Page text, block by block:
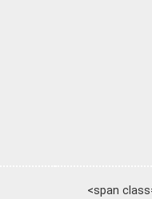
<span